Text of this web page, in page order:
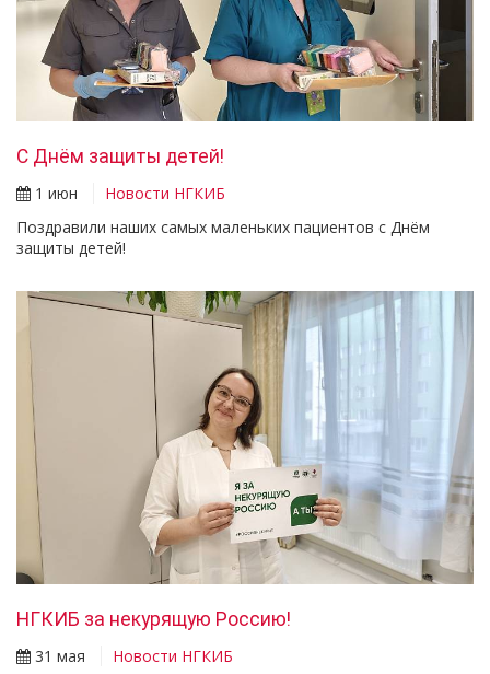
С Днём защиты детей!
1 июн
Новости НГКИБ
Поздравили наших самых маленьких пациентов с Днём
защиты детей!
НГКИБ за некурящую Россию!
31 мая
Новости НГКИБ